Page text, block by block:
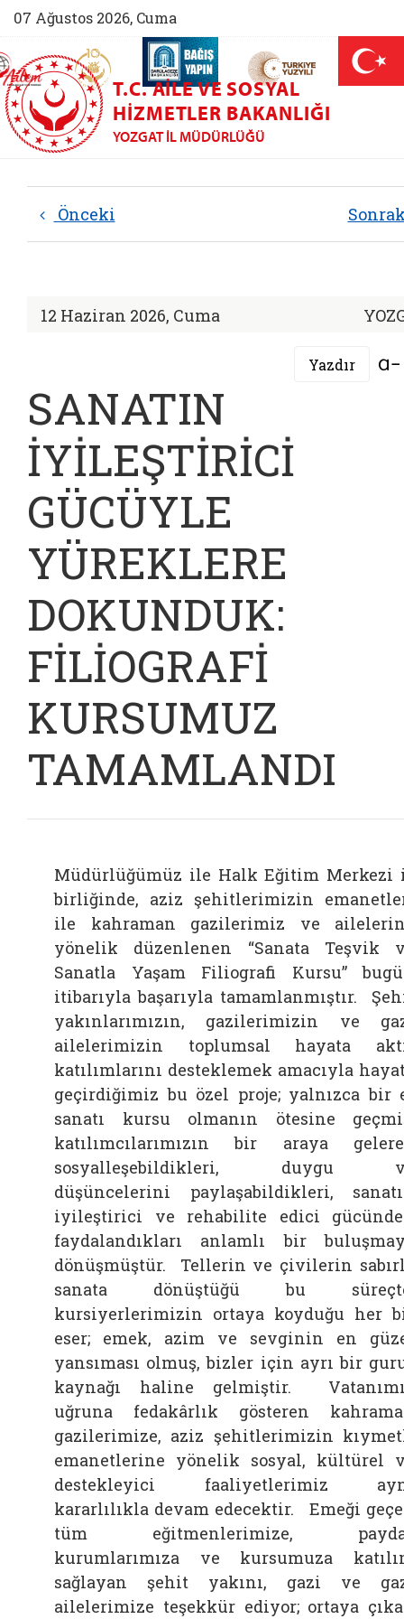
07 Ağustos 2026, Cuma
(yeni sekmede açılır)
AİLEM İletişim Merkezi (yeni sekmede açılır)
Aile ve Nüfus On Yılı (yeni sekmede açılır)
Darülaceze bağış sayfası (yeni
T.C. AILE VE SOSYAL
HIZMETLER BAKANLIĞI
YOZGAT İL MÜDÜRLÜĞÜ
Önceki
12 Haziran 2026, Cuma
Yazdır
SANATIN
İYİLEŞTİRİCİ
GÜCÜYLE
YÜREKLERE
DOKUNDUK:
FİLİOGRAFİ
KURSUMUZ
TAMAMLANDI
Müdürlüğümüz ile Halk Eğitim Merkezi
birliğinde, aziz şehitlerimizin
ile kahraman gazilerimiz ve
yönelik düzenlenen “Sanata Teşvik
Sanatla Yaşam Filiografi Kursu”
itibarıyla başarıyla tamamlanmıştır.
yakınlarımızın, gazilerimizin ve
ailelerimizin toplumsal hayata
katılımlarını desteklemek amacıyla
geçirdiğimiz bu özel proje; yalnızca bir
sanatı kursu olmanın ötesine
katılımcılarımızın bir araya
sosyalleşebildikleri, duygu
düşüncelerini paylaşabildikleri,
iyileştirici ve rehabilite edici
faydalandıkları anlamlı bir
dönüşmüştür.
Tellerin ve çivilerin
sanata dönüştüğü bu
kursiyerlerimizin ortaya koyduğu her
eser; emek, azim ve sevginin en
yansıması olmuş, bizler için ayrı bir
kaynağı haline gelmiştir.
uğruna fedakârlık gösteren
gazilerimize, aziz şehitlerimizin
emanetlerine yönelik sosyal, kültürel
destekleyici faaliyetlerimiz
kararlılıkla devam edecektir.
Emeği
tüm eğitmenlerimize,
kurumlarımıza ve kursumuza
sağlayan şehit yakını, gazi ve
ailelerimize teşekkür ediyor; ortaya